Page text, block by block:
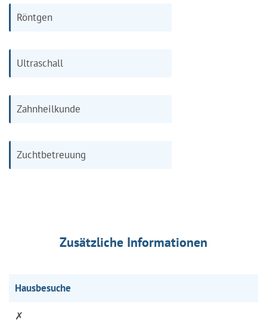
Röntgen
Ultraschall
Zahnheilkunde
Zuchtbetreuung
Zusätzliche Informationen
Hausbesuche
✗